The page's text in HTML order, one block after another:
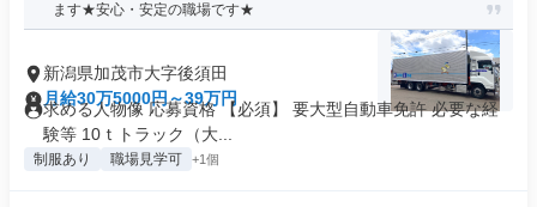
ます★安心・安定の職場です★
新潟県加茂市大字後須田
月給30万5000円～39万円
求める人物像 応募資格 【必須】 要大型自動車免許 必要な経
験等 10ｔトラック（大...
制服あり 職場見学可 +1個